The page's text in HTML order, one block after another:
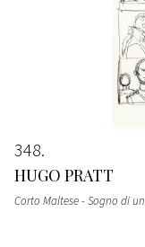
348
HUGO PRATT
Corto Maltese - Sogno di